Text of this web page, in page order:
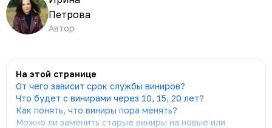
Петрова
Автор
На этой странице
От чего зависит срок службы виниров?
Что будет с винирами через 10, 15, 20 лет?
Как понять, что виниры пора менять?
Можно ли заменить старые виниры на новые или